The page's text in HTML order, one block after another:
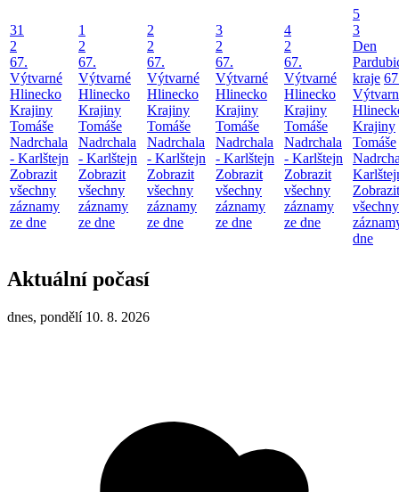
31
2
67.
Výtvarné
Hlinecko
Krajiny
Tomáše
Nadrchala
- Karlštejn
Zobrazit
všechny
záznamy
ze dne
1
2
67.
Výtvarné
Hlinecko
Krajiny
Tomáše
Nadrchala
- Karlštejn
Zobrazit
všechny
záznamy
ze dne
2
2
67.
Výtvarné
Hlinecko
Krajiny
Tomáše
Nadrchala
- Karlštejn
Zobrazit
všechny
záznamy
ze dne
3
2
67.
Výtvarné
Hlinecko
Krajiny
Tomáše
Nadrchala
- Karlštejn
Zobrazit
všechny
záznamy
ze dne
4
2
67.
Výtvarné
Hlinecko
Krajiny
Tomáše
Nadrchala
- Karlštejn
Zobrazit
všechny
záznamy
ze dne
5
3
Den
kraje
Krajiny
Tomáše
Zobrazit
všechny
dne
Aktuální počasí
dnes, pondělí 10. 8. 2026